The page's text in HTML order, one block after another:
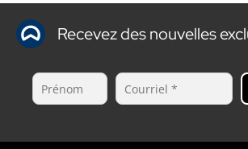
Recevez des nouvelles